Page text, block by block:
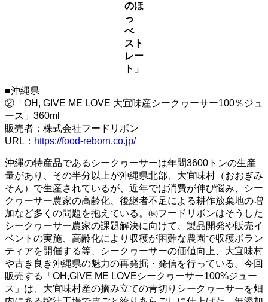
のほ
っ
ぺ
スト
レー
ト」
■沖縄県
②「OH, GIVE ME LOVE 大宜味産シークヮーサー100％ジュ
ース」360ml
販売者：株式会社フードリボン
URL： https://food-reborn.co.jp/
沖縄の特産品であるシークヮーサーは年間3600トンの生産
量があり、その半分以上が沖縄県北部、大宜味村（おおぎみ
そん）で生産されているが、近年では消費が伸び悩み、シー
クヮーサー農家の高齢化、後継者不足による耕作放棄地の増
加など多くの問題を抱えている。㈱フードリボンはそうした
シークヮーサー農家の課題解決に向けて、製品開発や販売イ
ベントの実施、高齢化により収穫が困難な農園で収穫ボラン
ティアを開催する等、シークヮーサーの価値向上、大宜味村
や古き良き沖縄県の魅力の再発掘・発信を行っている。今回
販売する「OH,GIVE ME LOVEシークヮーサー100%ジュー
ス」は、大宜味村産の摘み立ての青切りシークヮーサーを畑